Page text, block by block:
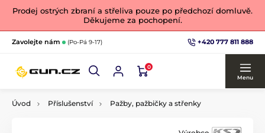
Prodej ostrých zbraní a střeliva pouze po předchozí domluvě.
Děkujeme za pochopení.
Zavolejte nám (Po-Pá 9-17) +420 777 811 888
0
Menu
Úvod Příslušenství Pažby, pažbičky a střenky